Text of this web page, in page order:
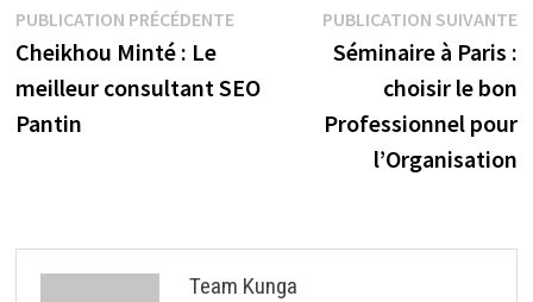
Navigation
de
l’article
PUBLICATION PRÉCÉDENTEPublication
précédente :
Cheikhou Minté : Le
meilleur consultant SEO
Pantin
PUBLICATION SUIVANTE
Séminaire à Paris :
choisir le bon
Professionnel pour
l’Organisation
Team Kunga